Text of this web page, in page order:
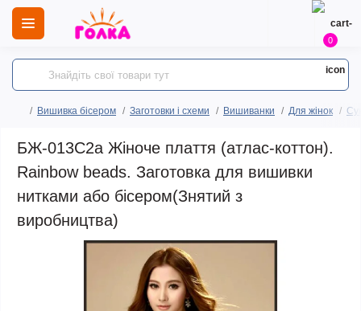
0
Вишивка бісером Заготовки і схеми Вишиванки Для жінок
БЖ-013С2а Жіноче плаття (атлас-коттон).
Rainbow beads. Заготовка для вишивки
нитками або бісером(Знятий з
виробництва)